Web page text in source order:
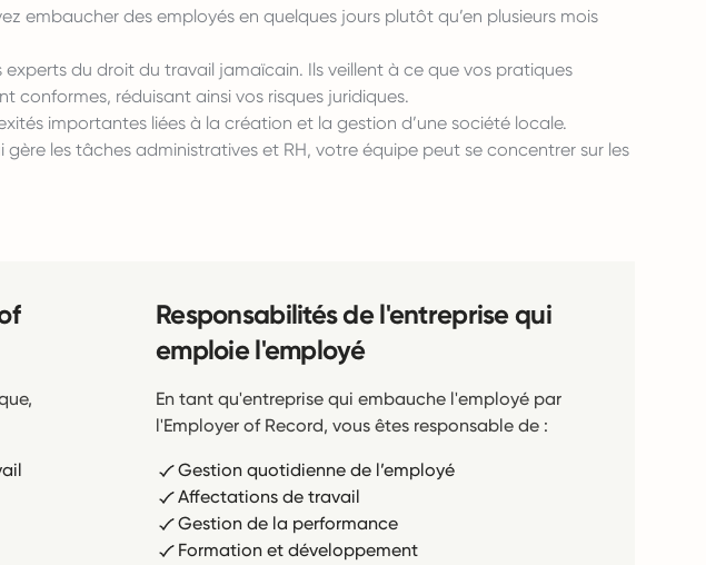
embaucher des employés en quelques jours plutôt qu’en plusieurs mois
experts du droit du travail jamaïcain. Ils veillent à ce que vos pratiques
conformes, réduisant ainsi vos risques juridiques.
importantes liées à la création et la gestion d’une société locale.
gère les tâches administratives et RH, votre équipe peut se concentrer sur les
Responsabilités de l'entreprise qui
emploie l'employé
En tant qu'entreprise qui embauche l'employé par
l'Employer of Record, vous êtes responsable de :
Gestion quotidienne de l’employé
Affectations de travail
Gestion de la performance
Formation et développement